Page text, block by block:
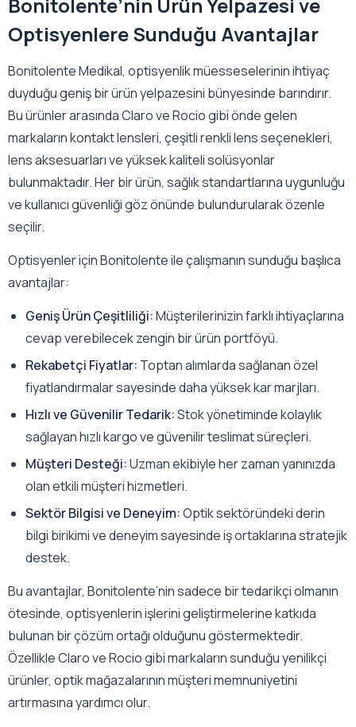
Optisyenlere Sunduğu Avantajlar
Bonitolente Medikal, optisyenlik müesseselerinin ihtiyaç
duyduğu geniş bir ürün yelpazesini bünyesinde barındırır.
Bu ürünler arasında Claro ve Rocio gibi önde gelen
markaların kontakt lensleri, çeşitli renkli lens seçenekleri,
lens aksesuarları ve yüksek kaliteli solüsyonlar
bulunmaktadır. Her bir ürün, sağlık standartlarına uygunluğu
ve kullanıcı güvenliği göz önünde bulundurularak özenle
seçilir.
Optisyenler için Bonitolente ile çalışmanın sunduğu başlıca
avantajlar:
Geniş Ürün Çeşitliliği:Müşterilerinizin farklı ihtiyaçlarına
cevap verebilecek zengin bir ürün portföyü.
Rekabetçi Fiyatlar: Toptan alımlarda sağlanan özel
fiyatlandırmalar sayesinde daha yüksek kar marjları.
Hızlı ve Güvenilir Tedarik:Stok yönetiminde kolaylık
sağlayan hızlı kargo ve güvenilir teslimat süreçleri.
Müşteri Desteği:Uzman ekibiyle her zaman yanınızda
olan etkili müşteri hizmetleri.
Sektör Bilgisi ve Deneyim:Optik sektöründeki derin
bilgi birikimi ve deneyim sayesinde iş ortaklarına stratejik
destek.
Bu avantajlar, Bonitolente’nin sadece bir tedarikçi olmanın
ötesinde, optisyenlerin işlerini geliştirmelerine katkıda
bulunan bir çözüm ortağı olduğunu göstermektedir.
Özellikle Claro ve Rocio gibi markaların sunduğu yenilikçi
ürünler, optik mağazalarının müşteri memnuniyetini
artırmasına yardımcı olur.